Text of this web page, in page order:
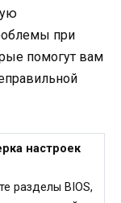
при
помогут вам
настроек
разделы BIOS,